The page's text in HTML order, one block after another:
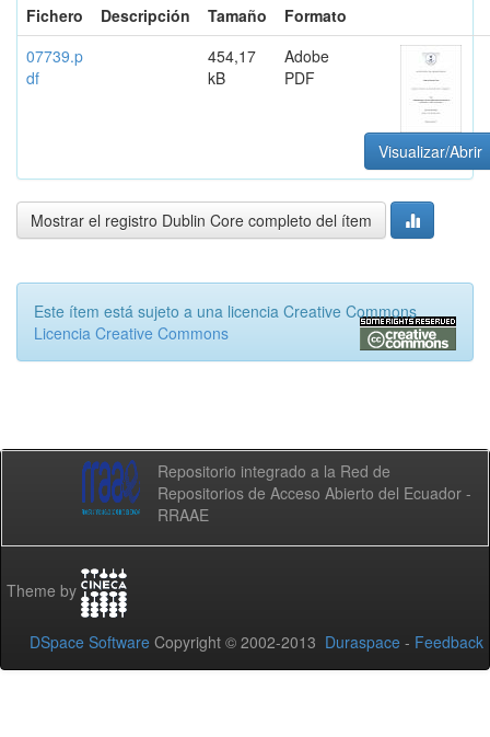
Fichero
Descripción Tamaño
Formato
07739.p
df
454,17
kB
Adobe
PDF
Visualizar/Abrir
Mostrar el registro Dublin Core completo del ítem
Este ítem está sujeto a una licencia Creative Commons
Licencia Creative Commons
Repositorio integrado a la Red de
Repositorios de Acceso Abierto del Ecuador -
RRAAE
Theme by
DSpace Software Copyright © 2002-2013 Duraspace - Feedback